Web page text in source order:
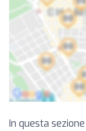
In questa